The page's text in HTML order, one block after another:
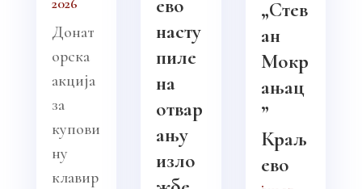
Донат
орска
акција
за
купови
ну
клавир
ево
насту
пиле
на
отвар
ању
изло
„Стев
ан
Мокр
ањац
”
Краљ
ево